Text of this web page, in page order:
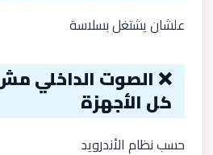
علشان يشتغل بسلاسة
❌ الصوت الداخلي
كل الأجهزة
حسب نظام الأندرويد